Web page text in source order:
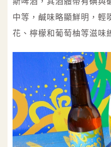
中等，鹹味略顯鮮明，輕
花、檸檬和葡萄柚等滋味